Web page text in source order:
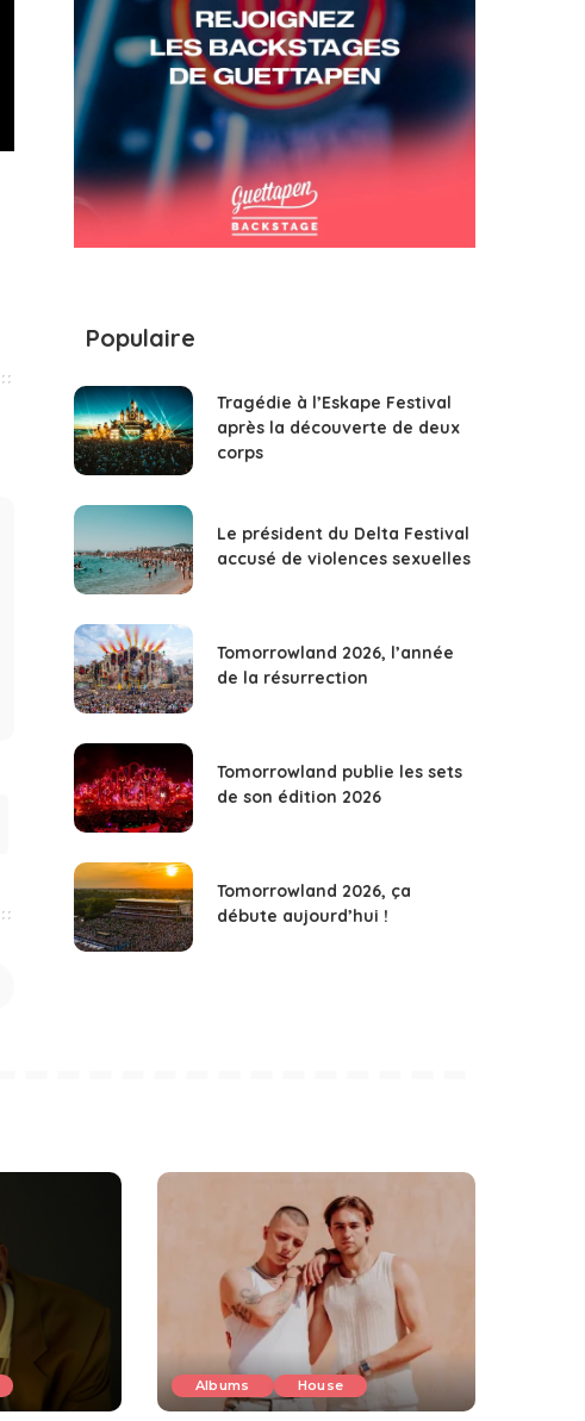
Populaire
Tragédie à l’Eskape Festival
après la découverte de deux
corps
Le président du Delta Festival
accusé de violences sexuelles
Tomorrowland 2026, l’année
de la résurrection
Tomorrowland publie les sets
de son édition 2026
Tomorrowland 2026, ça
débute aujourd’hui !
Albums House